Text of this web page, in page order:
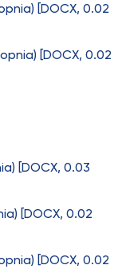
[DOCX, 0.02
[DOCX, 0.02
[DOCX, 0.03
[DOCX, 0.02
[DOCX, 0.02